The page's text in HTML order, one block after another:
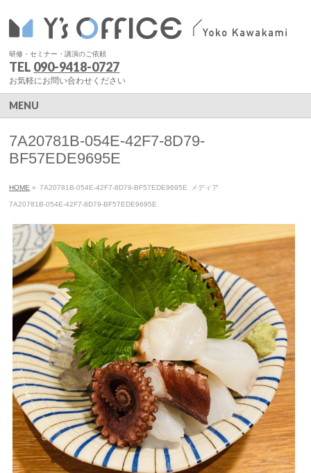
研修・セミナー・講演のご依頼
TEL 090-9418-0727
お気軽にお問い合わせください
MENU
7A20781B-054E-42F7-8D79-
BF57EDE9695E
HOME » 7A20781B-054E-42F7-8D79-BF57EDE9695E メディア
7A20781B-054E-42F7-8D79-BF57EDE9695E